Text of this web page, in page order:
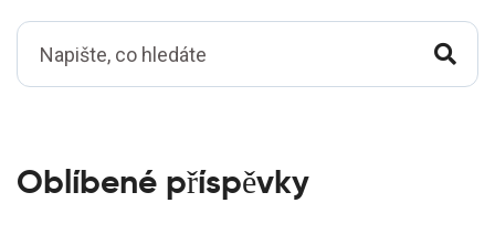
Oblíbené příspěvky